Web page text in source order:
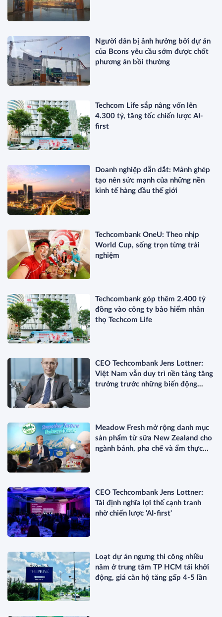
Người dân bị ảnh hưởng bởi dự án
của Bcons yêu cầu sớm được chốt
phương án bồi thường
Techcom Life sắp nâng vốn lên
4.300 tỷ, tăng tốc chiến lược AI-
first
Doanh nghiệp dẫn dắt: Mảnh ghép
tạo nên sức mạnh của những nền
kinh tế hàng đầu thế giới
Techcombank OneU: Theo nhịp
World Cup, sống trọn từng trải
nghiệm
Techcombank góp thêm 2.400 tỷ
đồng vào công ty bảo hiểm nhân
thọ Techcom Life
CEO Techcombank Jens Lottner:
Việt Nam vẫn duy trì nền tảng tăng
trưởng trước những biến động
Meadow Fresh mở rộng danh mục
sản phẩm từ sữa New Zealand cho
ngành bánh, pha chế và ẩm thực
CEO Techcombank Jens Lottner:
Tái định nghĩa lợi thế cạnh tranh
nhờ chiến lược 'AI-first'
Loạt dự án ngưng thi công nhiều
năm ở trung tâm TP HCM tái khởi
động, giá căn hộ tăng gấp 4-5 lần